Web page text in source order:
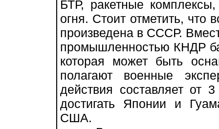
БТР, ракетные
огня. Стоит отметить, что
произведена в СССР.
промышленностью КНДР
которая может быть
полагают военные
действия составляет от
достигать Японии и
США.